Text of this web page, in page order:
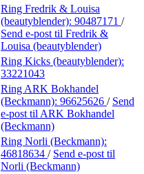
Ring Fredrik & Louisa
(beautyblender): 90487171 /
Send e-post til Fredrik &
Louisa (beautyblender)
Ring Kicks (beautyblender):
33221043
Ring ARK Bokhandel
(Beckmann): 96625626 / Send
e-post til ARK Bokhandel
(Beckmann)
Ring Norli (Beckmann):
46818634 / Send e-post til
Norli (Beckmann)